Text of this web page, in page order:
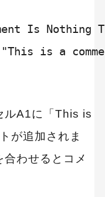
Is Nothing
"This is a
ルA1に「This is
が追加されま
わせるとコメ